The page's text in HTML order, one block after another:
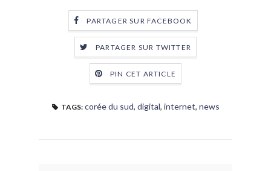
PARTAGER SUR FACEBOOK
PARTAGER SUR TWITTER
PIN CET ARTICLE
TAGS: corée du sud, digital, internet, news